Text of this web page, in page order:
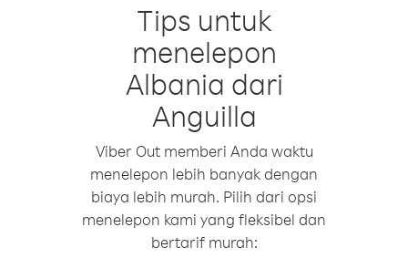
Tips untuk
menelepon
Albania dari
Anguilla
Viber Out memberi Anda waktu
menelepon lebih banyak dengan
biaya lebih murah. Pilih dari opsi
menelepon kami yang fleksibel dan
bertarif murah: